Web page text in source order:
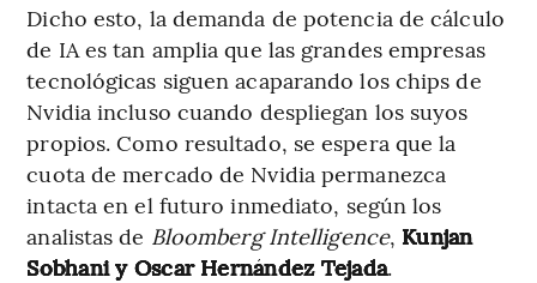
Dicho esto, la demanda de potencia de cálculo
de IA es tan amplia que las grandes empresas
tecnológicas siguen acaparando los chips de
Nvidia incluso cuando despliegan los suyos
propios. Como resultado, se espera que la
cuota de mercado de Nvidia permanezca
intacta en el futuro inmediato, según los
analistas de Bloomberg Intelligence, Kunjan
Sobhani y Oscar Hernández Tejada.